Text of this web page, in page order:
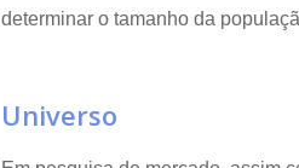
determinar o tamanho da
Universo